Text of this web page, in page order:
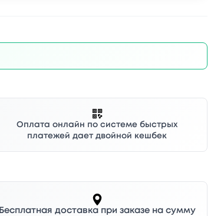
Оплата онлайн по системе быстрых
платежей дает двойной кешбек
Бесплатная доставка при заказе на сумму